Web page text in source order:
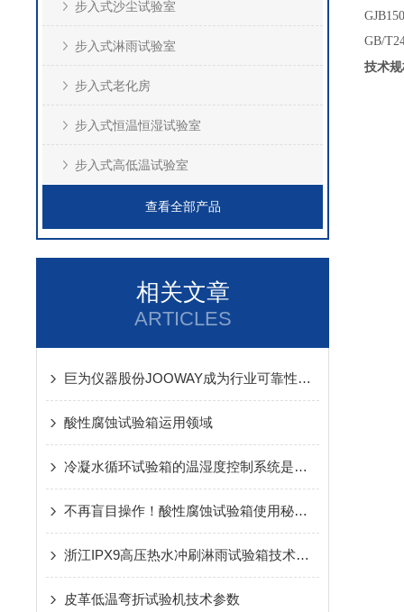
步入式沙尘试验室
步入式淋雨试验室
步入式老化房
步入式恒温恒湿试验室
步入式高低温试验室
查看全部产品
相关文章
ARTICLES
巨为仪器股份JOOWAY成为行业可靠性试验设备之一
酸性腐蚀试验箱运用领域
冷凝水循环试验箱的温湿度控制系统是如何工作的？
不再盲目操作！酸性腐蚀试验箱使用秘籍大公开
浙江IPX9高压热水冲刷淋雨试验箱技术参数
皮革低温弯折试验机技术参数
GB/
技术